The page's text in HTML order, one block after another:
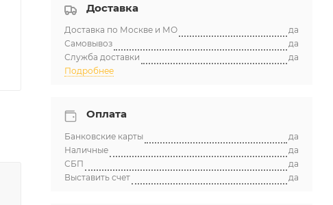
Доставка
Доставка по Москве и МО
да
Самовывоз
да
Служба доставки
да
Подробнее
Оплата
Банковские карты
да
Наличные
да
СБП
да
Выставить счет
да